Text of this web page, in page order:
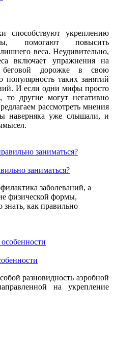
способствуют укреплению
помогают повысить
веса. Неудивительно,
включает упражнения на
беговой дорожке в свою
таких занятий
И если одни мифы просто
то другие могут негативно
рассмотреть мнения
наверняка уже слышали, и
заниматься?
заболеваний, а
физической формы,
знать, как правильно
разновидность аэробной
на укрепление